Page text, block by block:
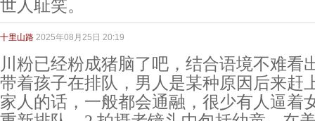
世人耻笑。
十里山路 2025年08月25日 20:19
川粉已经粉成猪脑了吧，结合语境不难看
带着孩子在排队，男人是某种原因后来赶
家人的话，一般都会通融，很少有人逼着